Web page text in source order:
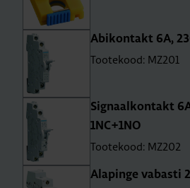
Abi­kon­takt 6A,
Tootekood: MZ201
Sig­naal­kon­takt
1NC+1NO
Tootekood: MZ202
Ala­pinge vabasti